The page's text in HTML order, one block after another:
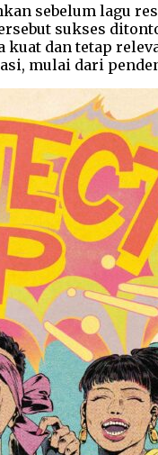
sebelum lagu
sukses
dan tetap
mulai dari